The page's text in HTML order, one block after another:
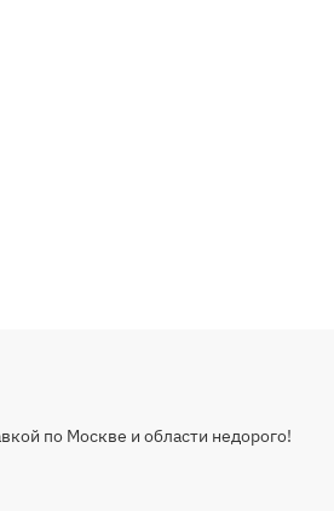
по Москве и области недорого!